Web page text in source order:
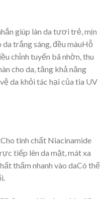
giúp làn da tươi trẻ, mịn
trắng sáng, đều màuHỗ
chỉnh tuyến bã nhờn, thu
cho da, tăng khả năng
da khỏi tác hại của tia UV
tinh chất Niacinamide
tiếp lên da mặt, mát xa
thấm nhanh vào daCó thể